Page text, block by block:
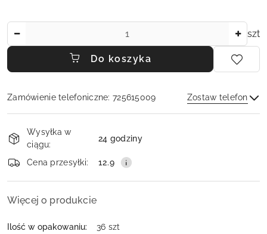
szt
Do koszyka
Zamówienie telefoniczne: 725615009 Zostaw telefon
i
dostawa
Wysyłka w
ciągu:
24 godziny
Cena przesyłki: 12.9
Więcej o produkcie
Ilość w opakowaniu: 36 szt